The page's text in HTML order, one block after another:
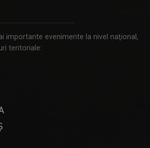
importante evenimente la nivel naţional,
teritoriale: